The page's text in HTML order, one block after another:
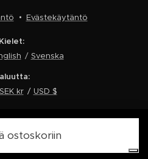
ostoskoriin
Evästekäytäntö
Kielet
Svenska
SEK kr USD $